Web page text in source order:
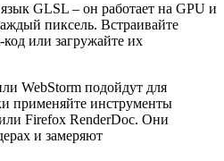
GLSL – он работает на GPU и
пиксель. Встраивайте
или загружайте их
WebStorm подойдут для
применяйте инструменты
Firefox RenderDoc. Они
и замеряют